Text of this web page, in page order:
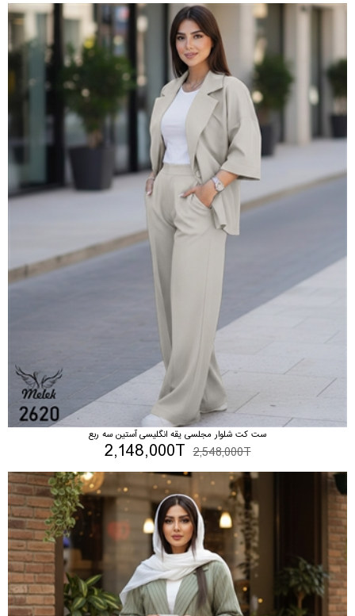
ست کت شلوار مجلسی یقه انگلیسی آستین سه ربع
2,548,000T
2,148,000T